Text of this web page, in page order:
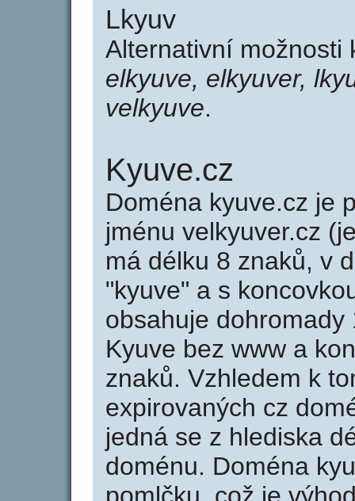
Lkyuv
Alternativní možnosti
elkyuve, elkyuver,
velkyuve.
Kyuve.cz
Doména kyuve.cz je
jménu velkyuver.cz
má délku 8 znaků, v
"kyuve" a s
obsahuje
Kyuve bez www a
znaků. Vzhledem k
expirovaných cz
jedná se z hlediska
doménu. Doména